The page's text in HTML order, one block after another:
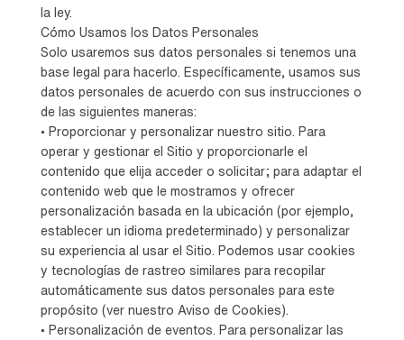
la ley.
Cómo Usamos los Datos Personales
Solo usaremos sus datos personales si tenemos una
base legal para hacerlo. Específicamente, usamos sus
datos personales de acuerdo con sus instrucciones o
de las siguientes maneras:
• Proporcionar y personalizar nuestro sitio. Para
operar y gestionar el Sitio y proporcionarle el
contenido que elija acceder o solicitar; para adaptar el
contenido web que le mostramos y ofrecer
personalización basada en la ubicación (por ejemplo,
establecer un idioma predeterminado) y personalizar
su experiencia al usar el Sitio. Podemos usar cookies
y tecnologías de rastreo similares para recopilar
automáticamente sus datos personales para este
propósito (ver nuestro Aviso de Cookies).
• Personalización de eventos. Para personalizar las